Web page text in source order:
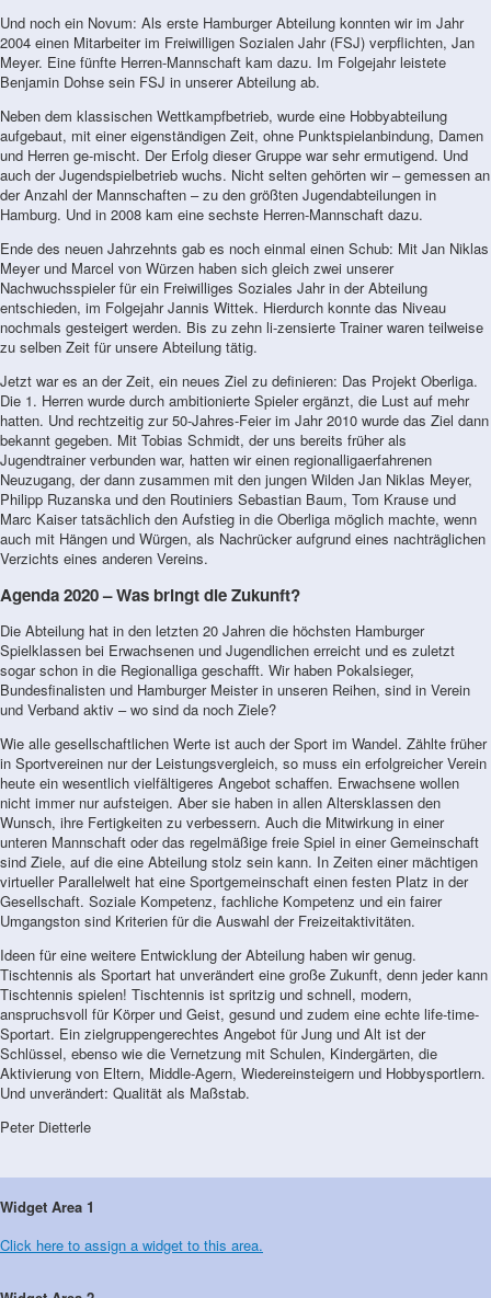
Und noch ein Novum: Als erste Hamburger Abteilung konnten wir im Jahr
2004 einen Mitarbeiter im Freiwilligen Sozialen Jahr (FSJ) verpflichten, Jan
Meyer. Eine fünfte Herren-Mannschaft kam dazu. Im Folgejahr leistete
Benjamin Dohse sein FSJ in unserer Abteilung ab.
Neben dem klassischen Wettkampfbetrieb, wurde eine Hobbyabteilung
aufgebaut, mit einer eigenständigen Zeit, ohne Punktspielanbindung, Damen
und Herren ge-mischt. Der Erfolg dieser Gruppe war sehr ermutigend. Und
auch der Jugendspielbetrieb wuchs. Nicht selten gehörten wir – gemessen an
der Anzahl der Mannschaften – zu den größten Jugendabteilungen in
Hamburg. Und in 2008 kam eine sechste Herren-Mannschaft dazu.
Ende des neuen Jahrzehnts gab es noch einmal einen Schub: Mit Jan Niklas
Meyer und Marcel von Würzen haben sich gleich zwei unserer
Nachwuchsspieler für ein Freiwilliges Soziales Jahr in der Abteilung
entschieden, im Folgejahr Jannis Wittek. Hierdurch konnte das Niveau
nochmals gesteigert werden. Bis zu zehn li-zensierte Trainer waren teilweise
zu selben Zeit für unsere Abteilung tätig.
Jetzt war es an der Zeit, ein neues Ziel zu definieren: Das Projekt Oberliga.
Die 1. Herren wurde durch ambitionierte Spieler ergänzt, die Lust auf mehr
hatten. Und rechtzeitig zur 50-Jahres-Feier im Jahr 2010 wurde das Ziel dann
bekannt gegeben. Mit Tobias Schmidt, der uns bereits früher als
Jugendtrainer verbunden war, hatten wir einen regionalligaerfahrenen
Neuzugang, der dann zusammen mit den jungen Wilden Jan Niklas Meyer,
Philipp Ruzanska und den Routiniers Sebastian Baum, Tom Krause und
Marc Kaiser tatsächlich den Aufstieg in die Oberliga möglich machte, wenn
auch mit Hängen und Würgen, als Nachrücker aufgrund eines nachträglichen
Verzichts eines anderen Vereins.
Agenda 2020 – Was bringt die Zukunft?
Die Abteilung hat in den letzten 20 Jahren die höchsten Hamburger
Spielklassen bei Erwachsenen und Jugendlichen erreicht und es zuletzt
sogar schon in die Regionalliga geschafft. Wir haben Pokalsieger,
Bundesfinalisten und Hamburger Meister in unseren Reihen, sind in Verein
und Verband aktiv – wo sind da noch Ziele?
Wie alle gesellschaftlichen Werte ist auch der Sport im Wandel. Zählte früher
in Sportvereinen nur der Leistungsvergleich, so muss ein erfolgreicher Verein
heute ein wesentlich vielfältigeres Angebot schaffen. Erwachsene wollen
nicht immer nur aufsteigen. Aber sie haben in allen Altersklassen den
Wunsch, ihre Fertigkeiten zu verbessern. Auch die Mitwirkung in einer
unteren Mannschaft oder das regelmäßige freie Spiel in einer Gemeinschaft
sind Ziele, auf die eine Abteilung stolz sein kann. In Zeiten einer mächtigen
virtueller Parallelwelt hat eine Sportgemeinschaft einen festen Platz in der
Gesellschaft. Soziale Kompetenz, fachliche Kompetenz und ein fairer
Umgangston sind Kriterien für die Auswahl der Freizeitaktivitäten.
Ideen für eine weitere Entwicklung der Abteilung haben wir genug.
Tischtennis als Sportart hat unverändert eine große Zukunft, denn jeder kann
Tischtennis spielen! Tischtennis ist spritzig und schnell, modern,
anspruchsvoll für Körper und Geist, gesund und zudem eine echte life-time-
Sportart. Ein zielgruppengerechtes Angebot für Jung und Alt ist der
Schlüssel, ebenso wie die Vernetzung mit Schulen, Kindergärten, die
Aktivierung von Eltern, Middle-Agern, Wiedereinsteigern und Hobbysportlern.
Und unverändert: Qualität als Maßstab.
Peter Dietterle
Widget Area 1
Click here to assign a widget to this area.